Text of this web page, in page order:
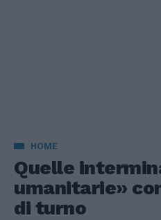
HOME
Quelle
umanitarie»
di turno